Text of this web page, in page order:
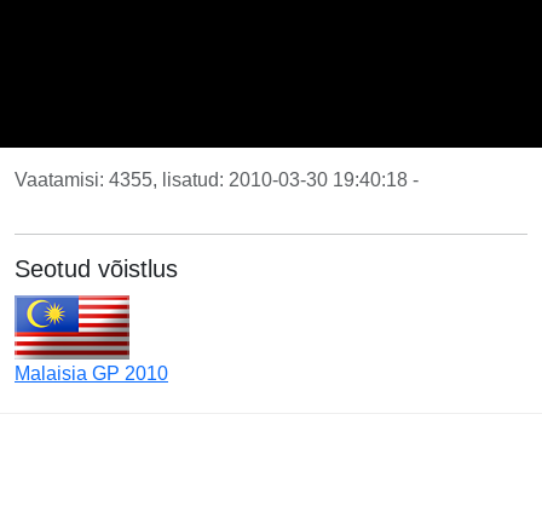
Vaatamisi: 4355, lisatud: 2010-03-30 19:40:18 -
Seotud võistlus
Malaisia GP 2010